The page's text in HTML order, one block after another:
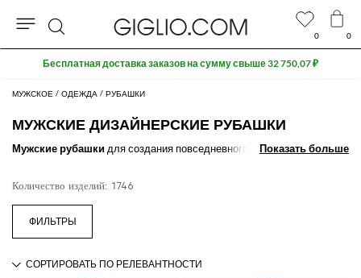
МУЖСКОЕ ОДЕЖДА РУБАШКИ
МУЖСКИЕ ДИЗАЙНЕРСКИЕ РУБАШКИ
Мужские рубашки для создания повседневного, стильного и
с выпушкой, обычного или слим кроя, и многие другие предложения,
доступные во всей цветовой палитре.
Показать больше
Показать больше
Количество изделий: 1746
0 0
Поиск
Extra 10% off SALE